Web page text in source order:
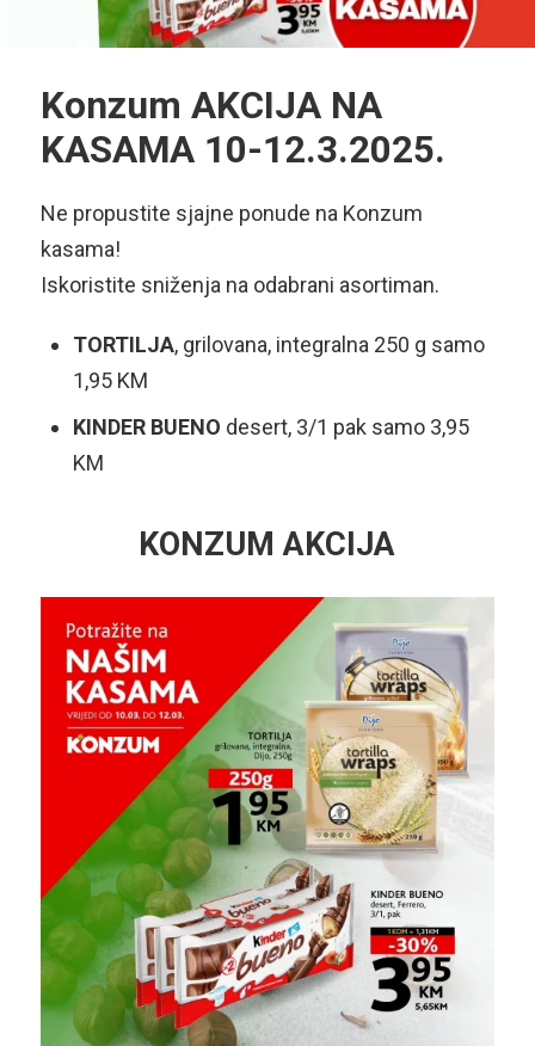
Konzum AKCIJA NA
KASAMA 10-12.3.2025.
Ne propustite sjajne ponude na Konzum
kasama!
Iskoristite sniženja na odabrani asortiman.
TORTILJA, grilovana, integralna 250 g samo
1,95 KM
KINDER BUENO desert, 3/1 pak samo 3,95
KM
KONZUM AKCIJA